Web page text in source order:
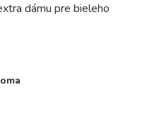
dámu pre bieleho